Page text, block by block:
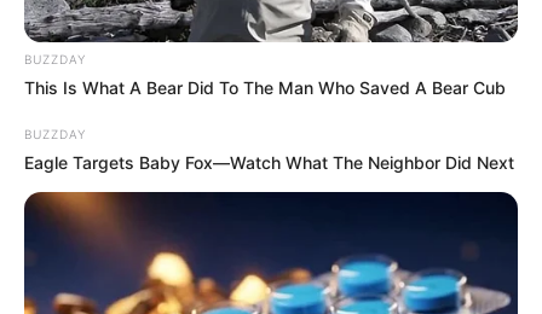
BUZZDAY
This Is What A Bear Did To The Man Who Saved A Bear Cub
BUZZDAY
Eagle Targets Baby Fox—Watch What The Neighbor Did Next